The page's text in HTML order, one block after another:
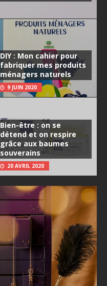
DIY : Mon cahier pour
fabriquer mes produits
ménagers naturels
9 JUIN 2020
Bien-être : on se
détend et on respire
grâce aux baumes
souverains
20 AVRIL 2020